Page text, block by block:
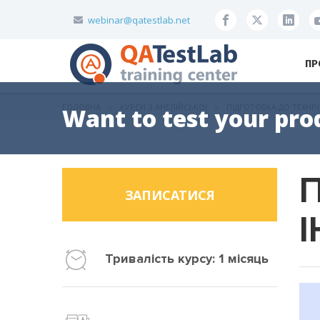
webinar@qatestlab.net
Want to test your
ЗАПИСАТИСЯ
Тривалість курсу: 1 місяць